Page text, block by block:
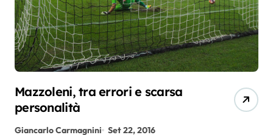
Mazzoleni, tra errori e scarsa
personalità
Giancarlo Carmagnini Set 22, 2016